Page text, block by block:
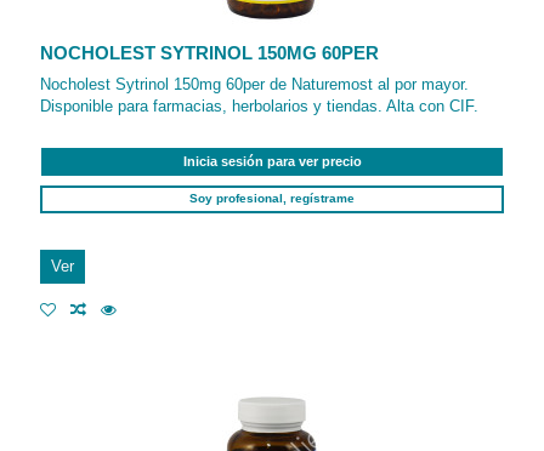
NOCHOLEST SYTRINOL 150MG 60PER
Nocholest Sytrinol 150mg 60per de Naturemost al por mayor.
Disponible para farmacias, herbolarios y tiendas. Alta con CIF.
Inicia sesión para ver precio
Soy profesional, regístrame
Ver